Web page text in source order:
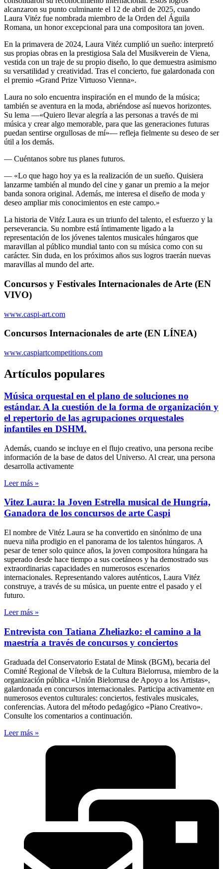
alcanzaron su punto culminante el 12 de abril de 2025, cuando
Laura Vitéz fue nombrada miembro de la Orden del Águila
Romana, un honor excepcional para una compositora tan joven.
En la primavera de 2024, Laura Vitéz cumplió un sueño: interpretó
sus propias obras en la prestigiosa Sala del Musikverein de Viena,
vestida con un traje de su propio diseño, lo que demuestra asimismo
su versatilidad y creatividad. Tras el concierto, fue galardonada con
el premio «Grand Prize Virtuoso Vienna».
Laura no solo encuentra inspiración en el mundo de la música;
también se aventura en la moda, abriéndose así nuevos horizontes.
Su lema —«Quiero llevar alegría a las personas a través de mi
música y crear algo memorable, para que las generaciones futuras
puedan sentirse orgullosas de mí»— refleja fielmente su deseo de ser
útil a los demás.
— Cuéntanos sobre tus planes futuros.
— «Lo que hago hoy ya es la realización de un sueño. Quisiera
lanzarme también al mundo del cine y ganar un premio a la mejor
banda sonora original. Además, me interesa el diseño de moda y
deseo ampliar mis conocimientos en este campo.»
La historia de Vitéz Laura es un triunfo del talento, el esfuerzo y la
perseverancia. Su nombre está íntimamente ligado a la
representación de los jóvenes talentos musicales húngaros que
maravillan al público mundial tanto con su música como con su
carácter. Sin duda, en los próximos años sus logros traerán nuevas
maravillas al mundo del arte.
Concursos y Festivales Internacionales de Arte (EN
VIVO)
www.caspi-art.com
Concursos Internacionales de arte (EN LÍNEA)
www.caspiartcompetitions.com
Artículos populares
Música orquestal en el plano de soluciones no
estándar. A la cuestión de la forma de organización y
el repertorio de las agrupaciones orquestales
infantiles en DSHM.
Además, cuando se incluye en el flujo creativo, una persona recibe
información de la base de datos del Universo. Al crear, una persona
desarrolla activamente
Leer más »
Vitez Laura: la Joven Estrella musical de Hungría,
Ganadora de los concursos de arte Caspi
El nombre de Vitéz Laura se ha convertido en sinónimo de una
nueva niña prodigio en el panorama de los talentos húngaros. A
pesar de tener solo quince años, la joven compositora húngara ha
superado desde hace tiempo a sus coetáneos y ha demostrado sus
extraordinarias capacidades en numerosos escenarios
internacionales. Representando valores auténticos, Laura Vitéz
construye, a través de su música, un puente entre el pasado y el
futuro.
Leer más »
Entrevista con Tatiana Zheliazko: el camino a la
maestría a través de concursos y conciertos
Graduada del Conservatorio Estatal de Minsk (BGM), becaria del
Comité Regional de Vítebsk de la Cultura Bielorrusa, miembro de la
organización pública «Unión Bielorrusa de Apoyo a los Artistas»,
galardonada en concursos internacionales. Participa activamente en
numerosos eventos culturales: conciertos, festivales musicales,
conferencias. Autora del método pedagógico «Piano Creativo».
Consulte los comentarios a continuación.
Leer más »